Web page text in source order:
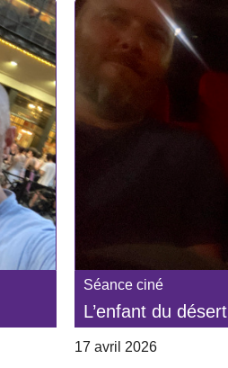
Séance ciné
L’enfant du désert
17 avril 2026